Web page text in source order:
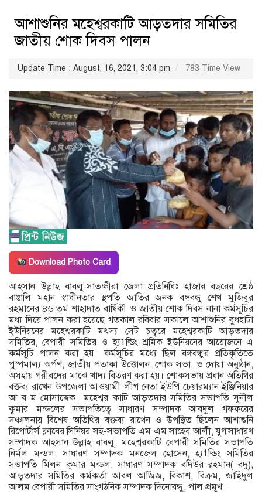
আশাশুনির মহেশ্বরকাটি আড়তদার সমিতির
জাতীয় শোক দিবস পালন
Update Time : August, 16, 2021, 3:04 pm 783 Time View
Download Photo Card
আহসান উল্লাহ বাবলু.সাতক্ষীরা জেলা প্রতিনিধিঃ হাজার বছরের শ্রেষ্ঠ
বাঙালি মহান স্বাধীনতার স্থপতি জাতির জনক বঙ্গবন্ধু শেখ মুজিবুর
রহমানের ৪৬ তম শাহাদাত বার্ষিকী ও জাতীয় শোক দিবস নানা কর্মসূচির
মধ্য দিয়ে পালন করা হয়েছে গতকাল রবিবার সকালে আশাশুনির বুধহাটা
ইউনিয়নের মহেশ্বরকাটি মৎস্য সেট চত্বরে মহেশ্বরকাটি আড়তদার
সমিতির, বেপারী সমিতির ও হ্য1ল্ডিং শ্রমিক ইউনিয়নের আয়োজনে এ
কর্মসূচি পালন করা হয়। কর্মসূচির মধ্যে ছিল বঙ্গবন্ধুর প্রতিকৃতিতে
পুষ্পমাল্য অর্পণ, জাতীয় পতাকা উত্তোলন, শোক সভা, ও দোয়া অনুষ্ঠান,
অসহায় গরীবদের মাঝে খাদ্য বিতরণ করা হয়। শোকসভায় প্রধান অতিথির
বক্তব্য রাখেন উপজেলা আওয়ামী লীগ নেতা ইউপি চেয়ারম্যান ইঞ্জিনিয়ার
আ ব ম মোসাদ্দেক। মহেশ্বর কাটি আড়তদার সমিতির সভাপতি সুনীল
কুমার মন্ডলের সভাপতিত্বে সাধারণ সম্পাদক আবদুল গফফরের
সঞ্চালনায় বিশেষ অতিথির বক্তব্য রাখেন ও উপস্থিত ছিলেন আশাশুনি
রিপোর্টার্স ক্লাবের সিনিয়র সহ-সভাপতি এম এম সাহেব আলী, যুগ্মসাধারণ
সম্পাদক আহসান উল্লাহ বাবলু, মহেশ্বরকাটি বেপারী সমিতির সভাপতি
নির্মল মন্ডল, সাধারণ সম্পাদক মনজেল হোসেন, হ্য1ল্ডিং সমিতির
সভাপতি মিলন কুমার মন্ডল, সাধারণ সম্পাদক বদিউর রহমান( বদু),
আড়তদার সমিতির কর্মকর্তা আবল আজিজ, বিকাশ, বিক্রম, জাহিদুল
আলম বেপারী সমিতির সাংগঠনিক সম্পাদক দিনোবন্ধু, পাল প্রমূখ।